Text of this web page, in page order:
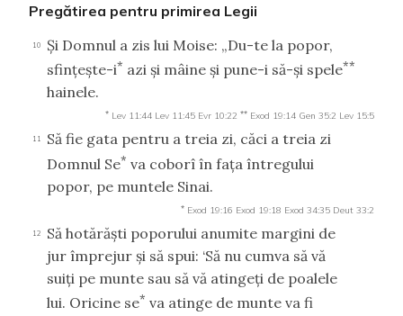
Pregătirea pentru primirea Legii
10
Şi Domnul a zis lui Moise: „Du-te la popor,
sfinţeşte-i* azi şi mâine şi pune-i să-şi spele**
hainele.
* Lev 11:44 Lev 11:45 Evr 10:22 ** Exod 19:14 Gen 35:2 Lev 15:5
11
Să fie gata pentru a treia zi, căci a treia zi
Domnul Se* va coborî în faţa întregului
popor, pe muntele Sinai.
* Exod 19:16 Exod 19:18 Exod 34:35 Deut 33:2
12
Să hotărăşti poporului anumite margini de
jur împrejur şi să spui: ‘Să nu cumva să vă
suiţi pe munte sau să vă atingeţi de poalele
lui. Oricine se* va atinge de munte va fi